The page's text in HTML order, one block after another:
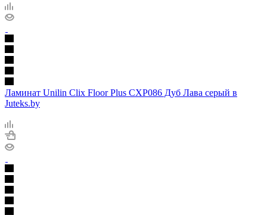
Ламинат Unilin Clix Floor Plus CXP086 Дуб Лава серый в
Juteks.by